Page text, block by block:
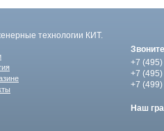
технологии КИТ.
Звоните
+7 (495)
+7 (495)
+7 (499)
Наш